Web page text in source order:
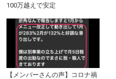
100万越えで安定
【メンバーさんの声】コロナ禍